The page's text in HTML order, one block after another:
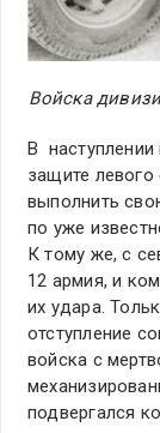
Войска
В наступлении
защите левого
выполнить
по уже
К тому же, с
12 армия, и
их удара.
отступление
войска с
подвергался